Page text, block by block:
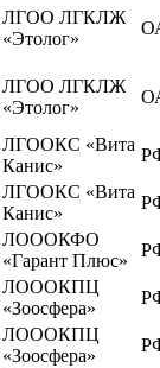
ЛГОО ЛГКЛЖ
«Этолог»
ЛГОО ЛГКЛЖ
«Этолог»
ЛГООКС «Вита
Канис»
ЛГООКС «Вита
Канис»
ЛОООКФО
«Гарант Плюс»
ЛОООКПЦ
«Зоосфера»
ЛОООКПЦ
«Зоосфера»